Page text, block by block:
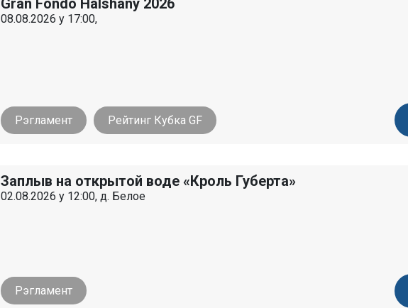
Gran Fondo Halshany 2026
08.08.2026 у 17:00,
Рэгламент Рейтинг Кубка GF
Заплыв на открытой воде «Кроль Губерта»
02.08.2026 у 12:00, д. Белое
Рэгламент